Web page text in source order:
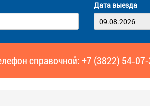
Дата выезда
справочной: +7 (3822)